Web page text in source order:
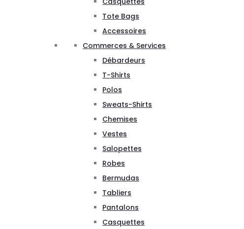
Tote Bags
Accessoires
Commerces & Services
Débardeurs
T-Shirts
Polos
Sweats-Shirts
Chemises
Vestes
Salopettes
Robes
Bermudas
Tabliers
Pantalons
Casquettes